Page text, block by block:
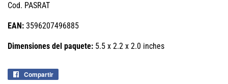
Cod. PASRAT
EAN: 3596207496885
Dimensiones del paquete: 5.5 x 2.2 x 2.0 inches
Compartir